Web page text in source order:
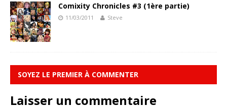
Comixity Chronicles #3 (1ère partie)
11/03/2011 Steve
SOYEZ LE PREMIER À COMMENTER
Laisser un commentaire